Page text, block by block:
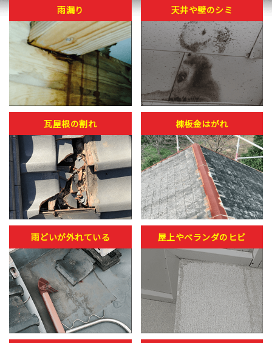
雨漏り 天井や壁のシミ
瓦屋根の割れ 棟板金はがれ
雨どいが外れている 屋上やベランダのヒビ